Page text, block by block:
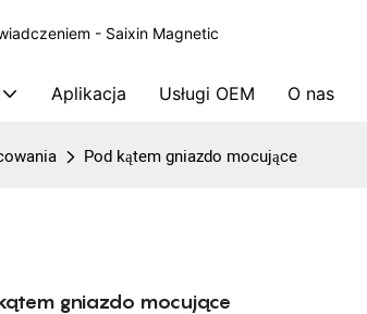
- Saixin Magnetic
Aplikacja Usługi OEM O nas
Pod kątem gniazdo mocujące
gniazdo mocujące